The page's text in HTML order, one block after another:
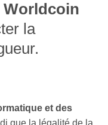
Worldcoin
la
et des